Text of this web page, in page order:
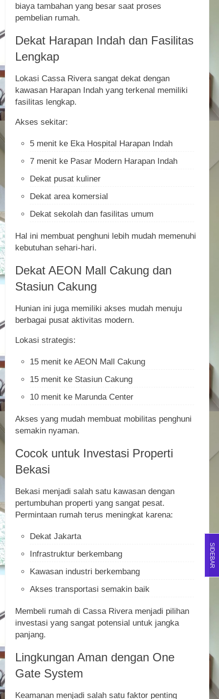
biaya tambahan yang besar saat proses
pembelian rumah.
Dekat Harapan Indah dan Fasilitas
Lengkap
Lokasi Cassa Rivera sangat dekat dengan
kawasan Harapan Indah yang terkenal memiliki
fasilitas lengkap.
Akses sekitar:
5 menit ke Eka Hospital Harapan Indah
7 menit ke Pasar Modern Harapan Indah
Dekat pusat kuliner
Dekat area komersial
Dekat sekolah dan fasilitas umum
Hal ini membuat penghuni lebih mudah memenuhi
kebutuhan sehari-hari.
Dekat AEON Mall Cakung dan
Stasiun Cakung
Hunian ini juga memiliki akses mudah menuju
berbagai pusat aktivitas modern.
Lokasi strategis:
15 menit ke AEON Mall Cakung
15 menit ke Stasiun Cakung
10 menit ke Marunda Center
Akses yang mudah membuat mobilitas penghuni
semakin nyaman.
Cocok untuk Investasi Properti
Bekasi
Bekasi menjadi salah satu kawasan dengan
pertumbuhan properti yang sangat pesat.
Permintaan rumah terus meningkat karena:
Dekat Jakarta
Infrastruktur berkembang
Kawasan industri berkembang
Akses transportasi semakin baik
Membeli rumah di Cassa Rivera menjadi pilihan
investasi yang sangat potensial untuk jangka
panjang.
Lingkungan Aman dengan One
Gate System
Keamanan menjadi salah satu faktor penting
SIDEBAR